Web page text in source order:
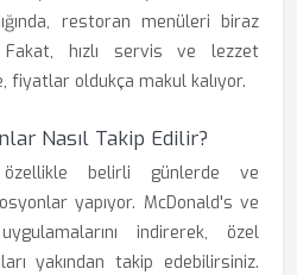
restoran menüleri biraz
hızlı servis ve lezzet
fiyatlar oldukça makul kalıyor.
Nasıl Takip Edilir?
belirli günlerde ve
yapıyor. McDonald's ve
indirerek, özel
yakından takip edebilirsiniz.